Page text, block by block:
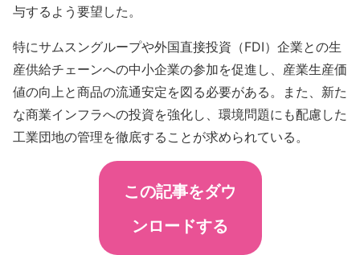
与するよう要望した。
特にサムスングループや外国直接投資（FDI）企業との生
産供給チェーンへの中小企業の参加を促進し、産業生産価
値の向上と商品の流通安定を図る必要がある。また、新た
な商業インフラへの投資を強化し、環境問題にも配慮した
工業団地の管理を徹底することが求められている。
この記事をダウ
ンロードする